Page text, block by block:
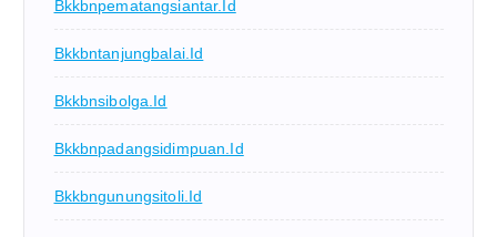
Bkkbnpematangsiantar.id
Bkkbntanjungbalai.id
Bkkbnsibolga.id
Bkkbnpadangsidimpuan.id
Bkkbngunungsitoli.id